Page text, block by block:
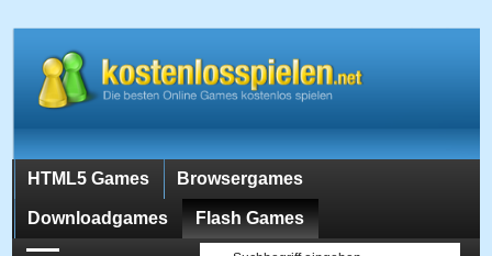
HTML5 Games Browsergames
Downloadgames Flash Games